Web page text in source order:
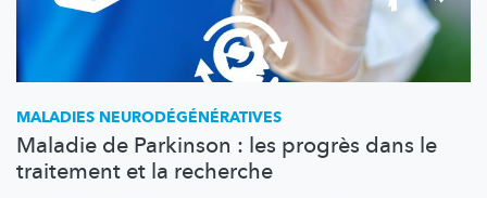
MALADIES NEURODÉGÉNÉRATIVES
Maladie de Parkinson : les progrès dans le
traitement et la recherche